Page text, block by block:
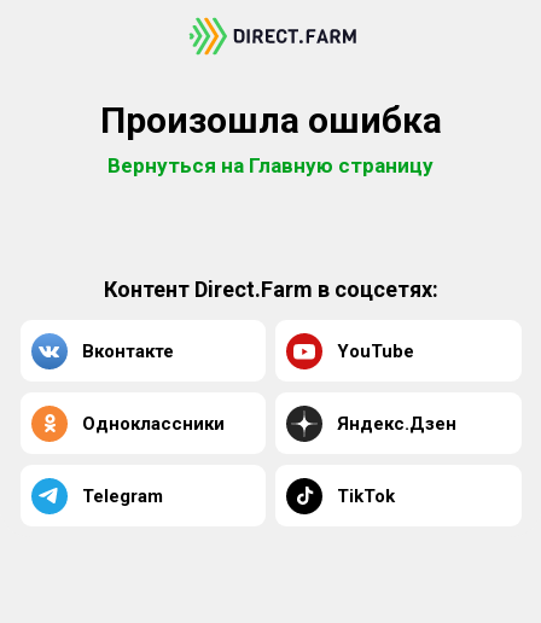
Произошла ошибка
Вернуться на Главную страницу
Контент Direct.Farm в соцсетях:
Вконтакте YouTube
Одноклассники Яндекс.Дзен
Telegram TikTok